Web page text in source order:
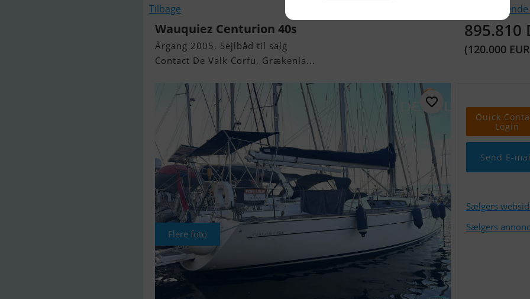
Tilbage
Wauquiez Centurion 40s
Årgang 2005, Sejlbåd til salg
Contact De Valk Corfu, Grækenla...
895.810
(120.000
Flere foto
Quick
Login
Send E-
Sælgers
Sælgers